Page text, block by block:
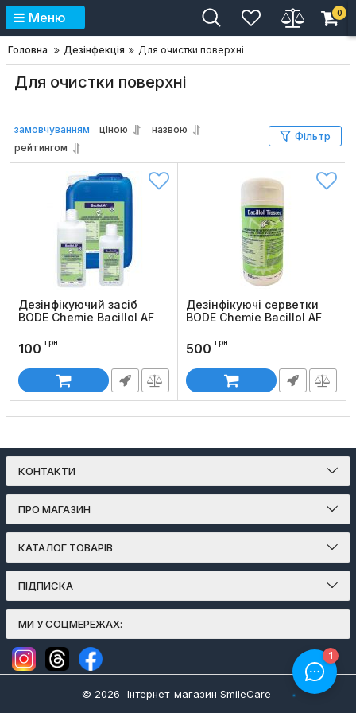
Меню 0
Головна Дезінфекція Для очистки поверхні
Для очистки поверхні
замовчуванням ціною
назвою
рейтингом
Фільтр
Дезінфікуючий засіб
BODE Chemie Bacillol AF
100 грн
Дезінфікуючі серветки
BODE Chemie Bacillol AF
Tissues (100 шт)
Код товару:
500 грн
КОНТАКТИ
ПРО МАГАЗИН
КАТАЛОГ ТОВАРІВ
ПІДПИСКА
МИ У СОЦМЕРЕЖАХ:
© 2026 Інтернет-магазин SmileCare